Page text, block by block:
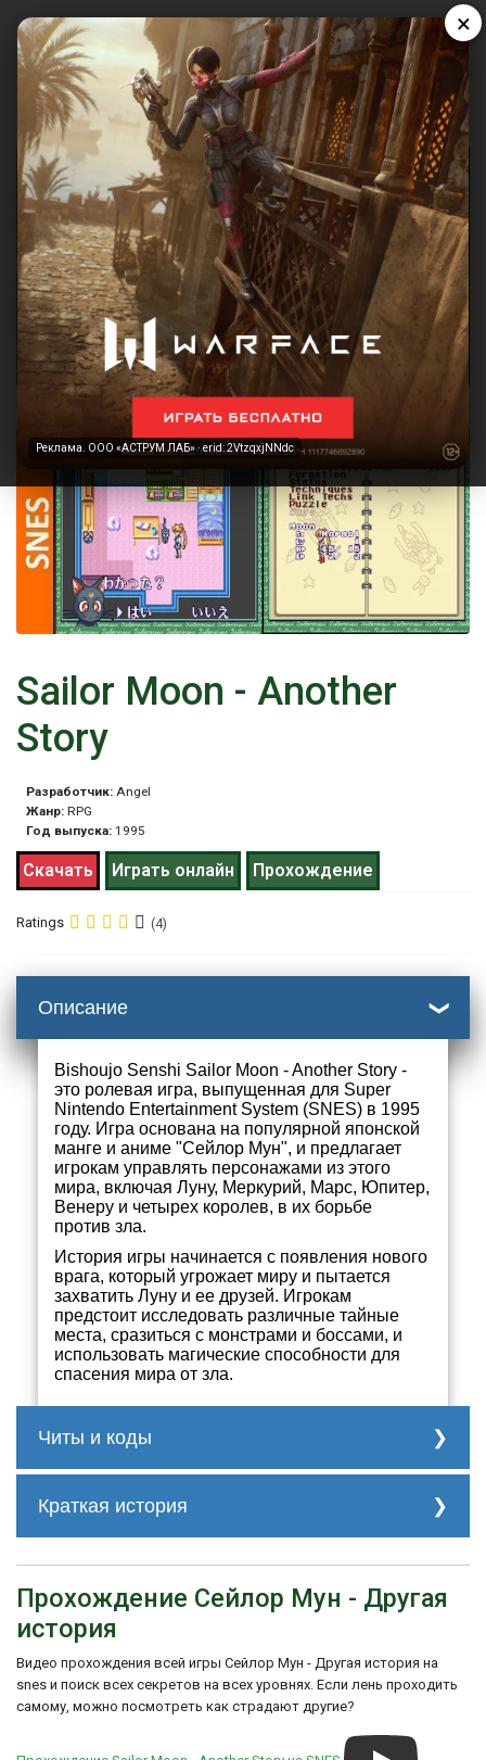
×
Реклама. ООО «АСТРУМ ЛАБ» · erid: 2VtzqxjNNdc
Реклама. ООО «АСТРУМ ЛАБ» · erid: 2VtzqxjNNdc
Sailor Moon - Another
Story
Разработчик: Angel
Жанр: RPG
Год выпуска: 1995
Скачать Играть онлайн Прохождение
Ratings (4)
Описание
Bishoujo Senshi Sailor Moon - Another Story -
это ролевая игра, выпущенная для Super
Nintendo Entertainment System (SNES) в 1995
году. Игра основана на популярной японской
манге и аниме "Сейлор Мун", и предлагает
игрокам управлять персонажами из этого
мира, включая Луну, Меркурий, Марс, Юпитер,
Венеру и четырех королев, в их борьбе
против зла.
История игры начинается с появления нового
врага, который угрожает миру и пытается
захватить Луну и ее друзей. Игрокам
предстоит исследовать различные тайные
места, сразиться с монстрами и боссами, и
использовать магические способности для
спасения мира от зла.
Читы и коды
3000 долларов
4136-57DF
Начните с 25 016 иен (денег) Вместо
3000 долларов
Начните с 60 088 иен (денег) Вместо
3000 долларов
3C36-57DF
Луна (Усаги) Начинается с 45 л.с.
вместо 15
423A-5F0F
423A-540F
Краткая история
Story получила положительные отзывы за
свою увлекательную историю, красивую
графику и динамичный геймплей. Она
стала популярной не только среди
ролевых игр в целом.
Прохождение Сейлор Мун - Другая
история
Видео прохождения всей игры Сейлор Мун - Другая история на
snes и поиск всех секретов на всех уровнях. Если лень проходить
самому, можно посмотреть как страдают другие?